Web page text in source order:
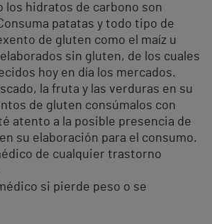
los hidratos de carbono son
patatas y todo tipo de
de gluten como el maíz u
sin gluten, de los cuales
hoy en día los mercados.
la fruta y las verduras en su
de gluten consúmalos con
atento a la posible presencia de
su elaboración para el consumo.
de cualquier trastorno
si pierde peso o se